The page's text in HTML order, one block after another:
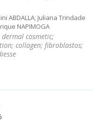
ABDALLA; Juliana Trindade
NAPIMOGA
cosmetic;
collagen; fibroblastos;